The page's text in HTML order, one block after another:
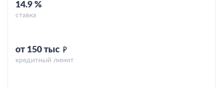
14.9 %
ставка
от 150 тыс
кредитный лимит